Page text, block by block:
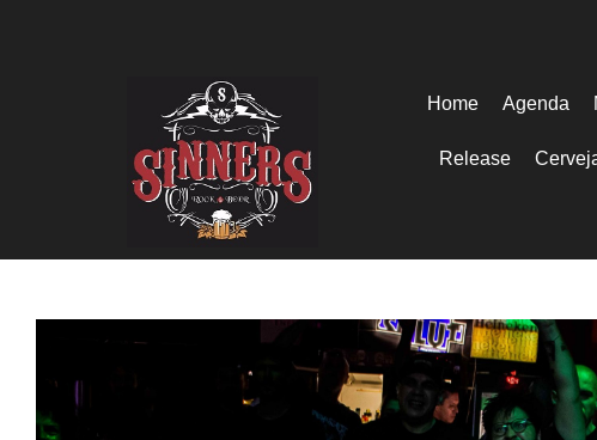
Home Agenda
Release